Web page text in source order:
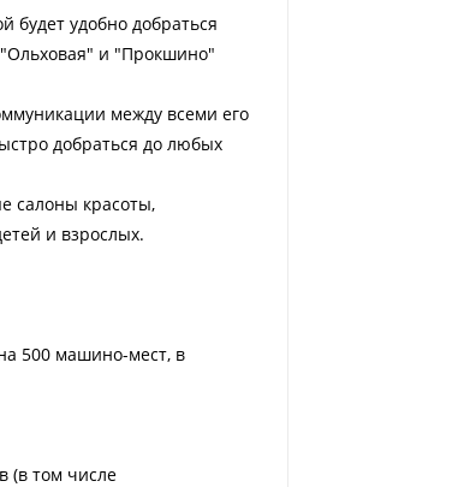
будет удобно добраться
и "Прокшино"
между всеми его
добраться до любых
салоны красоты,
и взрослых.
500 машино-мест, в
(в том числе